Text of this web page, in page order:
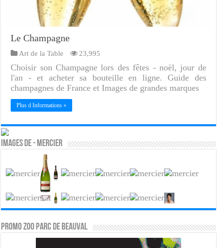
Le Champagne
Art de la Table 23,995
Choisir son Champagne lors des fêtes - noël, jour de
l'an - et acheter sa bouteille en ligne. Guide des
champagnes de France et Images de grandes marques
Plus d Informations »
Images de - Mercier
PROMO ZOO PARC DE BEAUVAL